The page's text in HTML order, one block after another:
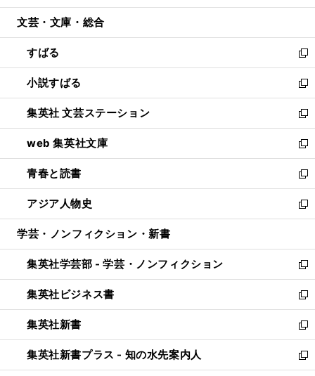
開
ウ
開
く
ン
ウ
で
開
く
ウ
ン
ド
ウ
で
開
く
文芸・文庫・総合
すばる
新
し
い
ウ
ィ
ン
ド
ウ
で
開
く
小説すばる
新
し
い
ウ
ィ
ン
ド
ウ
で
開
集英社 文芸ステーション
新
し
い
ウ
ィ
ン
ド
ウ
開
く
web 集英社文庫
新
し
い
ウ
ィ
ン
ウ
で
開
く
青春と読書
新
し
い
ウ
ン
ド
ウ
で
開
く
アジア人物史
新
し
ウ
ィ
ン
ド
ウ
で
開
く
学芸・ノンフィクション・新書
集英社学芸部 - 学芸・ノンフィクション
新
し
い
ウ
ィ
ン
ド
ウ
集英社ビジネス書
新
し
い
ウ
ィ
ン
集英社新書
新
し
い
ウ
集英社新書プラス - 知の水先案内人
新
し